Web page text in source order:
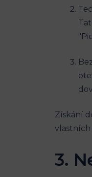
Získání
3.